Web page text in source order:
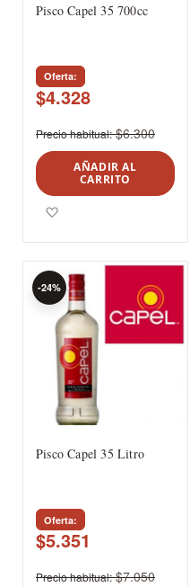
Pisco Capel 35 700cc
Oferta
$4.328
Precio habitual $6.300
AÑADIR AL
CARRITO
Pisco Capel 35 Litro
Oferta
$5.351
-24%
Precio habitual $7.050